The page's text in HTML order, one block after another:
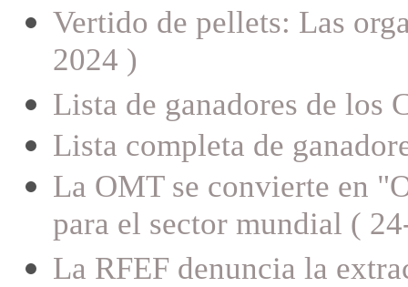
Vertido de pellets: Las
2024 )
Lista de ganadores de los
Lista completa de
La OMT se convierte en
para el sector mundial (
La RFEF denuncia la